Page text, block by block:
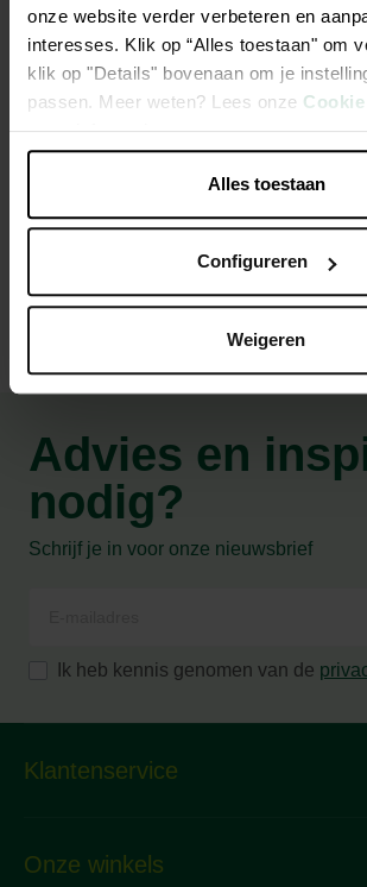
onze website verder verbeteren en
interesses. Klik op “Alles toestaan" om
klik op "Details" bovenaan om je
passen. Meer weten? Lees onze
meer informatie.
Alles toestaan
Configureren
Weigeren
onbreekbaar en in enkele seconden te
Herbruikbaar
Ecologische bestrijding
Vangt wespen én hoornaars
Advies en
nodig?
Schrijf je in voor onze nieuwsbrief
Ik heb kennis genomen van de
Klantenservice
Onze winkels